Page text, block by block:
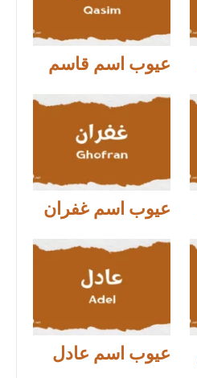
عيوب اسم قاسم
عيوب اسم غفران
عيوب اسم عادل